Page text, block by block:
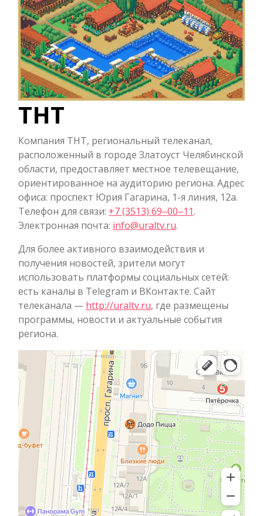
ТНТ
Компания ТНТ, региональный телеканал,
расположенный в городе Златоуст Челябинской
области, предоставляет местное телевещание,
ориентированное на аудиторию региона. Адрес
офиса: проспект Юрия Гагарина, 1-я линия, 12а.
Телефон для связи: +7 (3513) 69‒00‒11.
Электронная почта: info@uraltv.ru.
Для более активного взаимодействия и
получения новостей, зрители могут
использовать платформы социальных сетей:
есть каналы в Telegram и ВКонтакте. Сайт
телеканала — http://uraltv.ru, где размещены
программы, новости и актуальные события
региона.